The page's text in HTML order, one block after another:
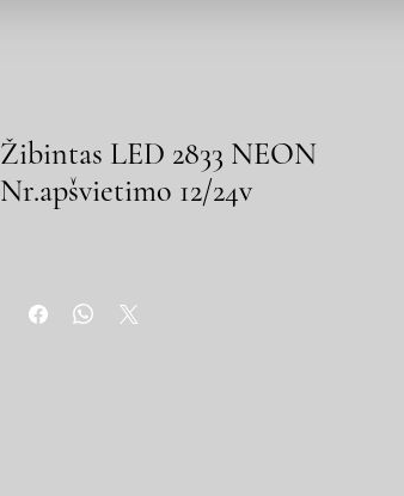
Žibintas LED 2833 NEON
Nr.apšvietimo 12/24v